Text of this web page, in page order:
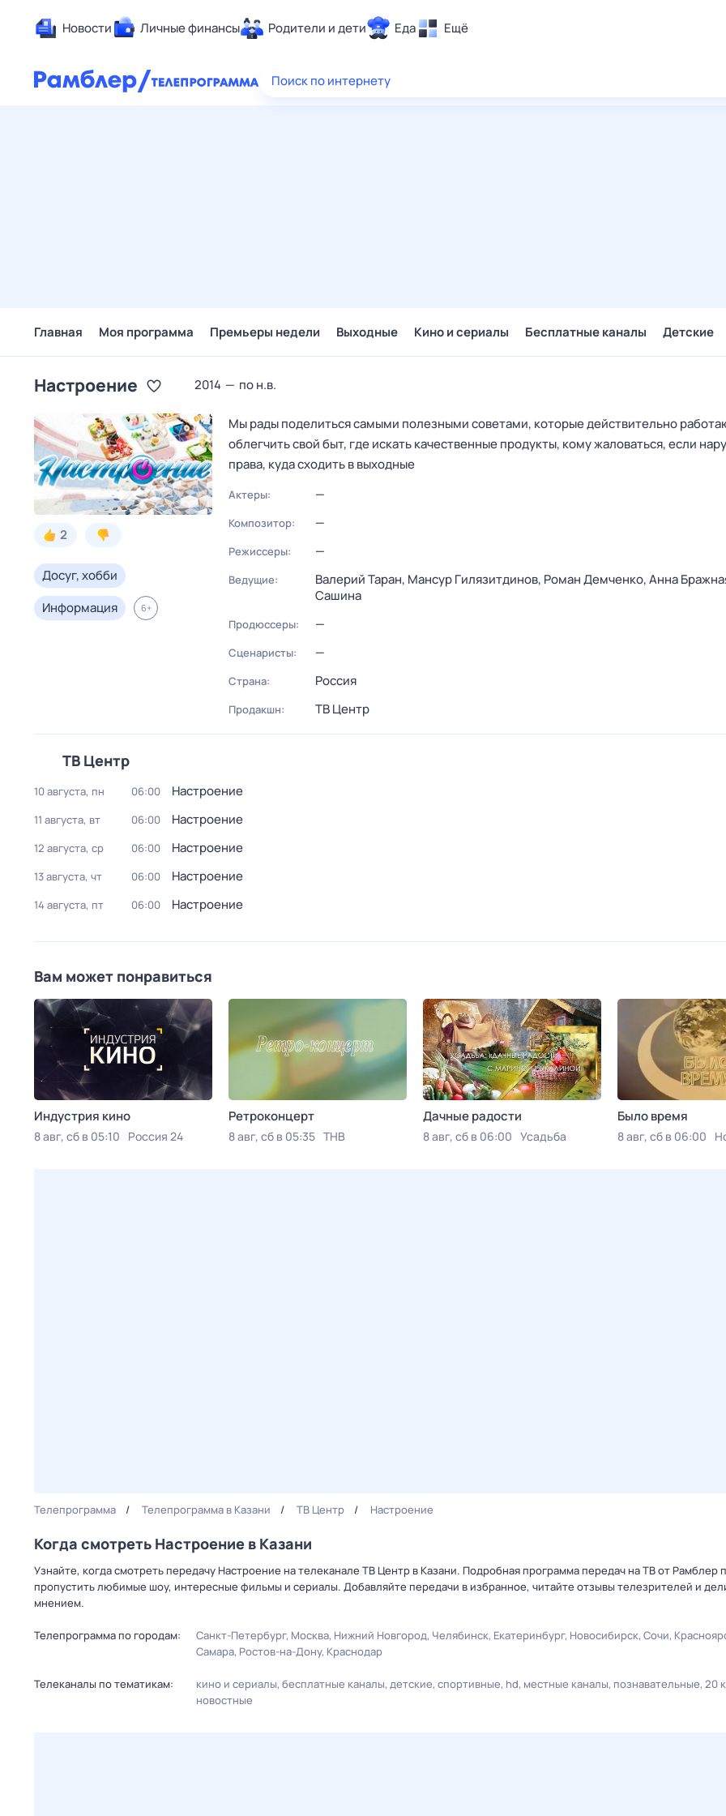
Новости Личные финансы Родители и дети Еда Ещё
Здоровье
Поиск по интернету
Главная Моя программа Премьеры недели Выходные Кино и сериалы Бесплатные каналы Детские
Настроение 2014 — по н.в.
2
Досуг, хобби
Информация
6+
Мы рады поделиться самыми полезными советами, которые действительно
облегчить свой быт, где искать качественные продукты, кому жаловаться, если
права, куда сходить в выходные
Актеры: —
Композитор: —
Режиссеры: —
Ведущие: Валерий Таран, Мансур Гилязитдинов, Роман Демченко,Анна
Сашина
Продюссеры: —
Сценаристы: —
Страна: Россия
Продакшн: ТВ Центр
ТВ Центр
10 августа, пн 06:00 Настроение
11 августа, вт 06:00 Настроение
12 августа, ср 06:00 Настроение
13 августа, чт 06:00 Настроение
14 августа, пт 06:00 Настроение
Вам может понравиться
Индустрия кино
8 авг, сб в 05:10 Россия 24
Ретроконцерт
8 авг, сб в 05:35 ТНВ
Дачные радости
8 авг, сб в 06:00 Усадьба
Было время
8 авг, сб в 06:00
Телепрограмма Телепрограмма в Казани ТВ Центр Настроение
Когда смотреть Настроение в Казани
Узнайте, когда смотреть передачу Настроение на телеканале ТВ Центр в Казани. Подробная программа передач на ТВ от Рамблер
пропустить любимые шоу, интересные фильмы и сериалы. Добавляйте передачи в избранное, читайте отзывы телезрителей и
мнением.
Телепрограмма по городам: Санкт-Петербург Москва Нижний Новгород Челябинск Екатеринбург Новосибирск Сочи
Самара Ростов-на-Дону Краснодар
Телеканалы по тематикам: кино и сериалы бесплатные каналы детские спортивные hd местные каналы познавательные 20
новостные